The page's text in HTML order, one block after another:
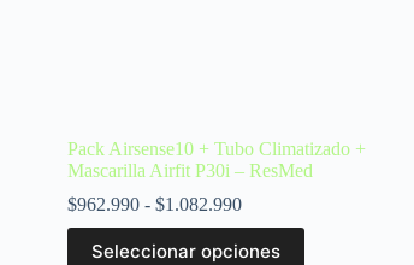
Pack Airsense10 + Tubo Climatizado +
Mascarilla Airfit P30i – ResMed
$962.990 - $1.082.990
Seleccionar opciones